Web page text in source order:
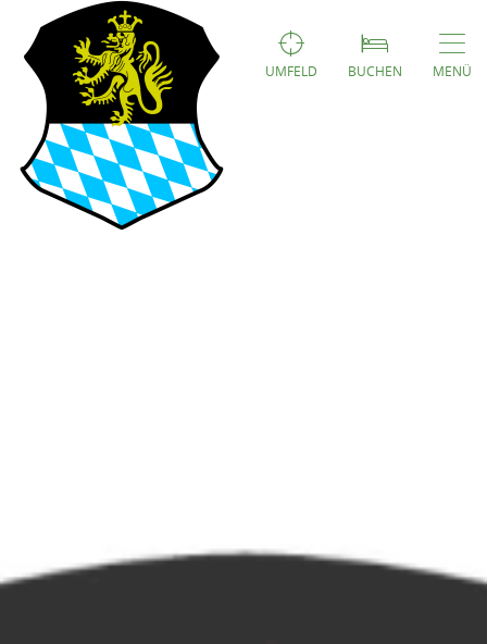
UMFELD BUCHEN MENÜ